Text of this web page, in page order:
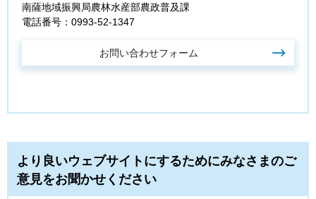
南薩地域振興局農林水産部農政普及課
電話番号：0993-52-1347
より良いウェブサイトにするためにみなさまのご
意見をお聞かせください